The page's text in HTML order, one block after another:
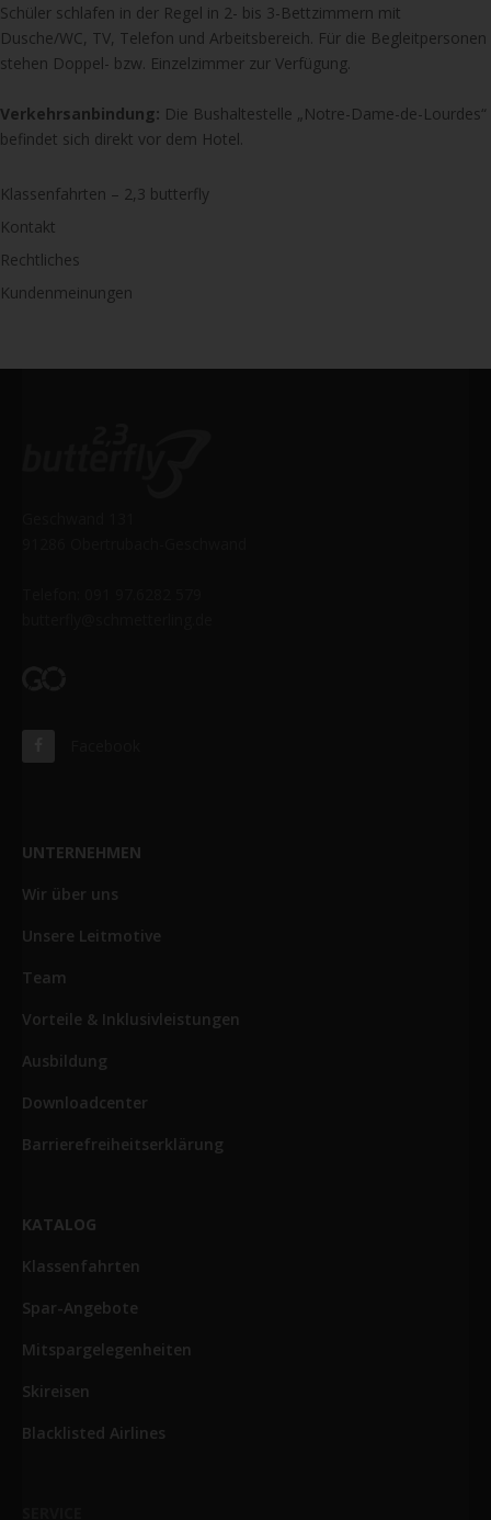
Schüler schlafen in der Regel in 2- bis 3-Bettzimmern mit
Dusche/WC, TV, Telefon und Arbeitsbereich. Für die Begleitpersonen
stehen Doppel- bzw. Einzelzimmer zur Verfügung.
Verkehrsanbindung: Die Bushaltestelle „Notre-Dame-de-Lourdes“
befindet sich direkt vor dem Hotel.
Klassenfahrten – 2,3 butterfly
Kontakt
Rechtliches
Kundenmeinungen
UNTERNEHMEN
Wir über uns
Unsere Leitmotive
Team
Vorteile & Inklusivleistungen
Ausbildung
Downloadcenter
Barrierefreiheitserklärung
KATALOG
Klassenfahrten
Spar-Angebote
Mitspargelegenheiten
Skireisen
Blacklisted Airlines